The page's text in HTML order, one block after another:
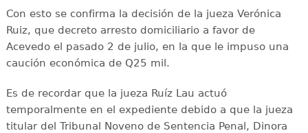
Con esto se confirma la decisión de la jueza Verónica
Ruiz, que decreto arresto domiciliario a favor de
Acevedo el pasado 2 de julio, en la que le impuso una
caución económica de Q25 mil.
Es de recordar que la jueza Ruíz Lau actuó
temporalmente en el expediente debido a que la jueza
titular del Tribunal Noveno de Sentencia Penal, Dinora